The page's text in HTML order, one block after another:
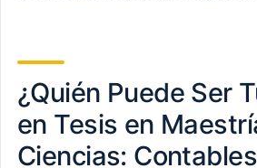
¿Quién Puede Ser
en Tesis en
Ciencias: